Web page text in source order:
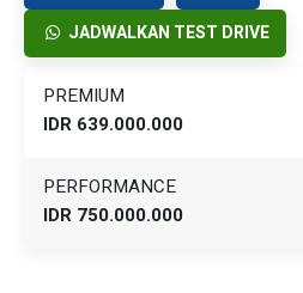
JADWALKAN TEST DRIVE
PREMIUM
IDR 639.000.000
PERFORMANCE
IDR 750.000.000